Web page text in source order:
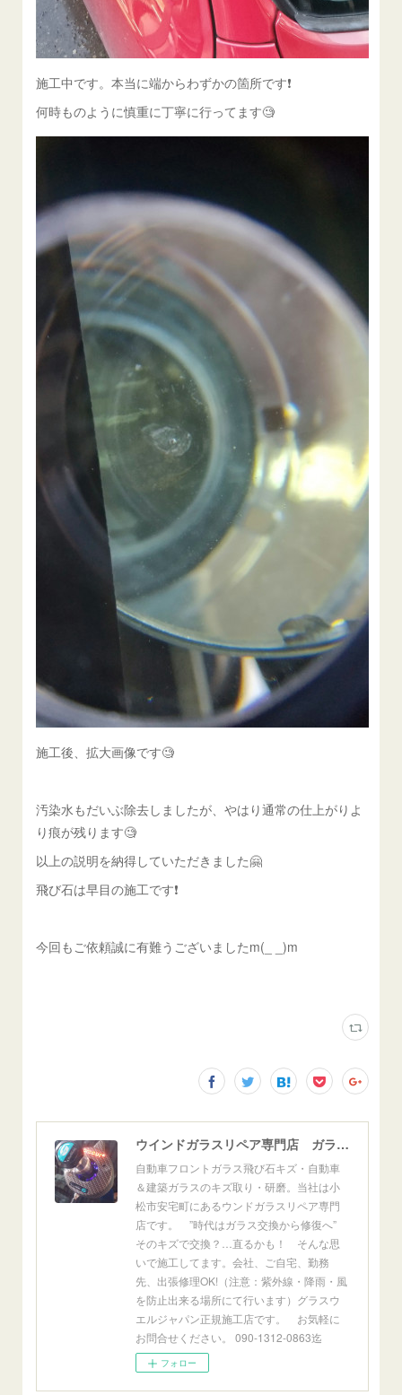
施工中です。本当に端からわずかの箇所です❗️
何時ものように慎重に丁寧に行ってます🧐
施工後、拡大画像です🧐
汚染水もだいぶ除去しましたが、やはり通常の仕上がりよ
り痕が残ります🧐
以上の説明を納得していただきました🤗
飛び石は早目の施工です❗️
今回もご依頼誠に有難うございましたm(_ _)m
ウインドガラスリペア専門店 ガラスリペア・ヨシダ グラスウェルドジャパン 正規施工店 小松市
自動車フロントガラス飛び石キズ・自動車
＆建築ガラスのキズ取り・研磨。当社は小
松市安宅町にあるウンドガラスリペア専門
店です。 ”時代はガラス交換から修復へ”
そのキズで交換？…直るかも！ そんな思
いで施工してます。会社、ご自宅、勤務
先、出張修理OK!（注意：紫外線・降雨・風
を防止出来る場所にて行います）グラスウ
エルジャパン正規施工店です。 お気軽に
お問合せください。 090-1312-0863迄
フォロー